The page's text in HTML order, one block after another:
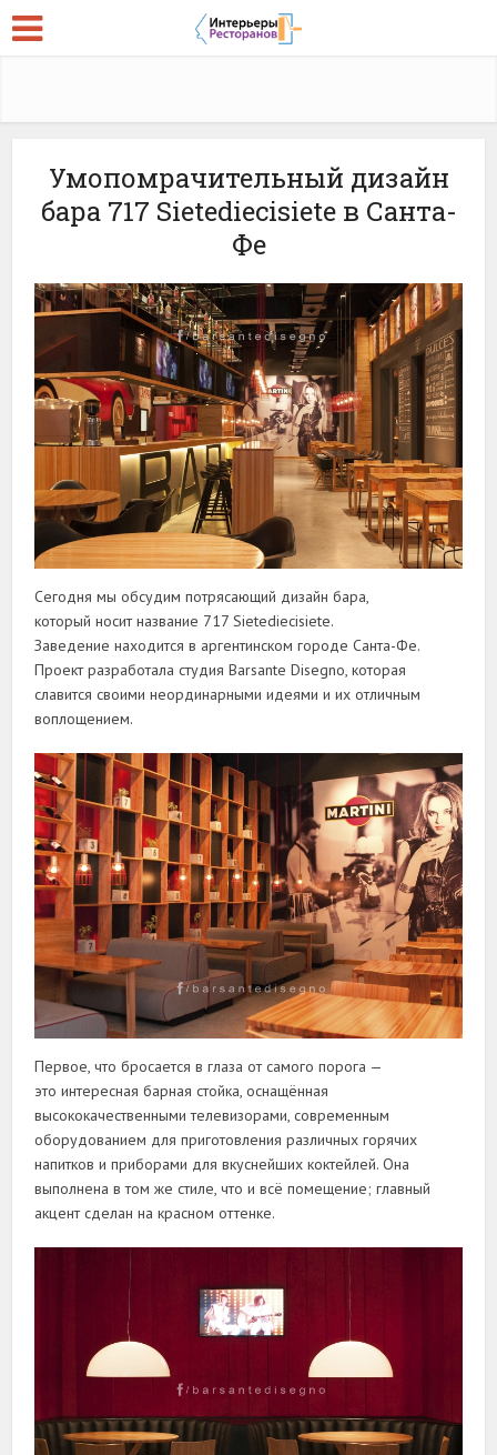
Умопомрачительный дизайн
бара 717 Sietediecisiete в Санта-
Фе
Сегодня мы обсудим потрясающий дизайн бара,
который носит название 717 Sietediecisiete.
Заведение находится в аргентинском городе Санта-Фе.
Проект разработала студия Barsante Disegno, которая
славится своими неординарными идеями и их отличным
воплощением.
Первое, что бросается в глаза от самого порога —
это интересная барная стойка, оснащённая
высококачественными телевизорами, современным
оборудованием для приготовления различных горячих
напитков и приборами для вкуснейших коктейлей. Она
выполнена в том же стиле, что и всё помещение; главный
акцент сделан на красном оттенке.